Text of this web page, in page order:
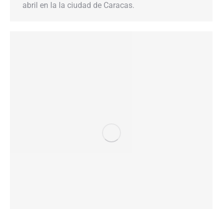
abril en la la ciudad de Caracas.